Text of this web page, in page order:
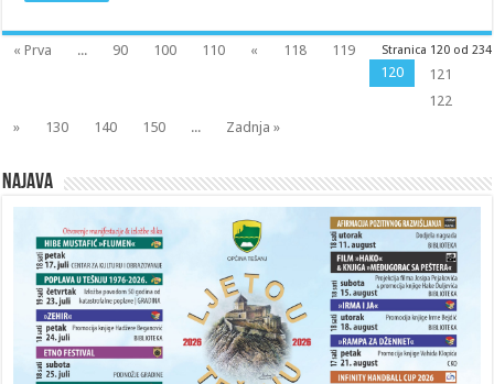
Stranica 120 od 234
« Prva ... 90 100 110 « 118
119
120
121
122
»
130 140 150 ... Zadnja »
Najava